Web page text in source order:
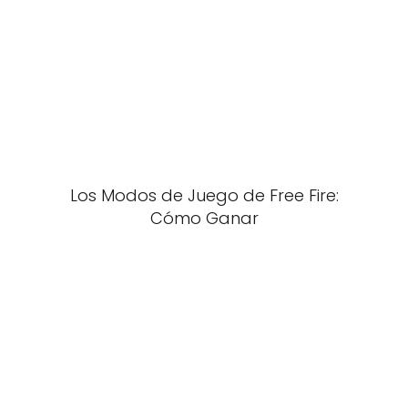
Los Modos de Juego de Free Fire:
Cómo Ganar